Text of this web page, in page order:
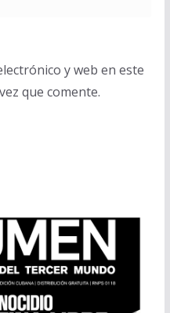
y web en este
que comente.